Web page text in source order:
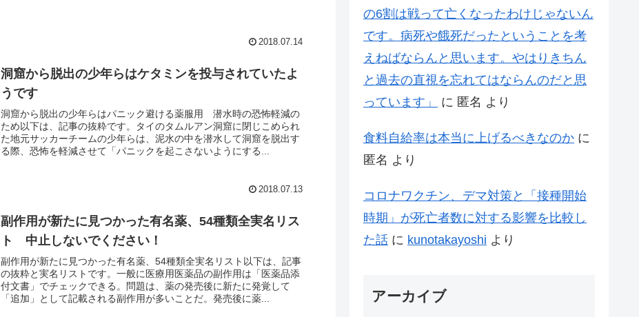
2018.07.14
洞窟から脱出の少年らはケタミンを投与されていたよ
うです
洞窟から脱出の少年らはパニック避ける薬服用 潜水時の恐怖軽減の
ため以下は、記事の抜粋です。タイのタムルアン洞窟に閉じこめられ
た地元サッカーチームの少年らは、泥水の中を潜水して洞窟を脱出す
る際、恐怖を軽減させて「パニックを起こさないようにする...
2018.07.13
副作用が新たに見つかった有名薬、54種類全実名リス
ト 中止しないでください！
副作用が新たに見つかった有名薬、54種類全実名リスト以下は、記事
の抜粋と実名リストです。一般に医療用医薬品の副作用は「医薬品添
付文書」でチェックできる。問題は、薬の発売後に新たに発覚して
「追加」として記載される副作用が多いことだ。発売後に薬...
の6割は戦って亡くなったわけじゃないん
です。病死や餓死だったということを考
えねばならんと思います。やはりきちん
と過去の直視を忘れてはならんのだと思
っています」
に 匿名 より
食料自給率は本当に上げるべきなのか に
匿名 より
コロナワクチン、デマ対策と「接種開始
時期」が死亡者数に対する影響を比較し
た話 に kunotakayoshi より
アーカイブ